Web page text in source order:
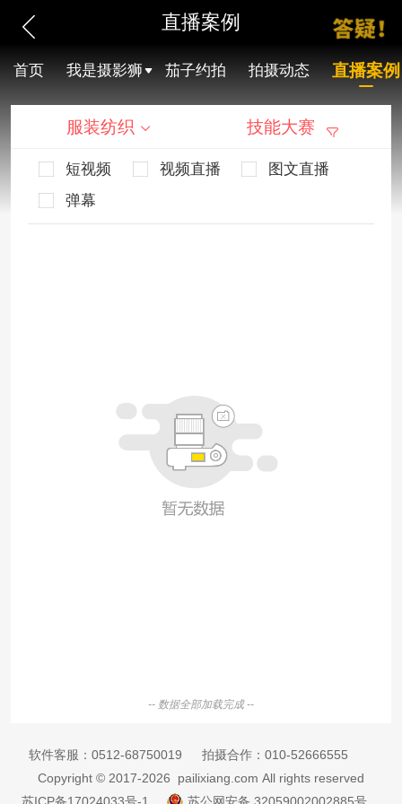
直播案例
首页 我是摄影狮 茄子约拍 拍摄动态 直播案例
服装纺织 技能大赛
短视频 视频直播
图文直播
弹幕
-- 数据全部加载完成 --
软件客服： 0512-68750019 拍摄合作： 010-52666555
Copyright © 2017-2026 pailixiang.com All rights reserved
苏ICP备17024033号-1
苏公网安备 32059002002885号